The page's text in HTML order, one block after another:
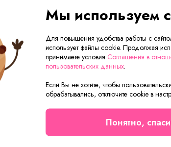
Скидка
Мы используем
Для повышения удобства работы с
использует файлы cookie. Продолжая
принимаете условия Соглашения в
пользовательских данных.
Если Вы не хотите, чтобы
обрабатывались, отключите cookie в
Понятно,